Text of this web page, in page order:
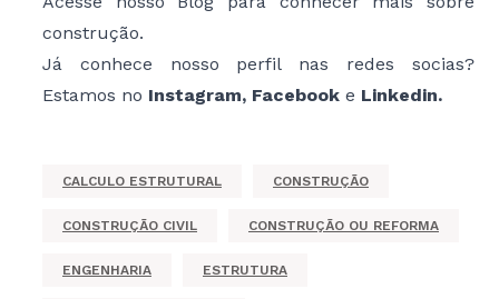
construção.
Já conhece nosso perfil nas redes socias?
Estamos no Instagram, Facebook e Linkedin.
CALCULO ESTRUTURAL CONSTRUÇÃO
CONSTRUÇÃO CIVIL CONSTRUÇÃO OU REFORMA
ENGENHARIA ESTRUTURA